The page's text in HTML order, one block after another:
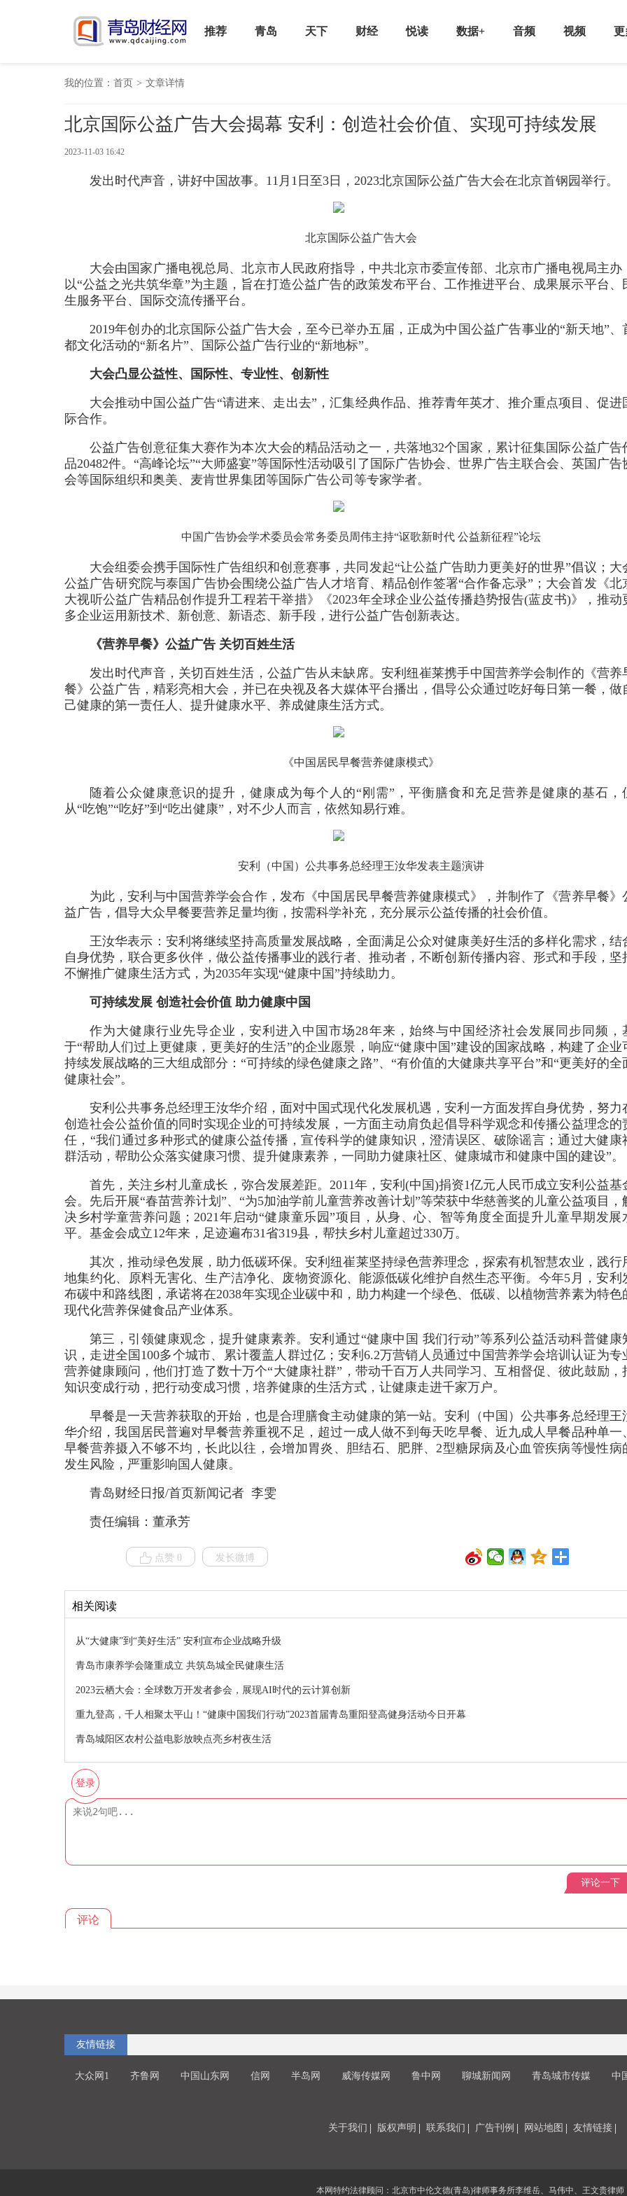
推荐 青岛 天下 财经 悦读 数据+ 音频 视频 更
我的位置： 首页 > 文章详情
北京国际公益广告大会揭幕 安利：创造社会价值、实现可持续发展
2023-11-03 16:42
发出时代声音，讲好中国故事。11月1日至3日，2023北京国际公益广告大会在北京首钢园举行。
北京国际公益广告大会
大会由国家广播电视总局、北京市人民政府指导，中共北京市委宣传部、北京市广播电视局主办
以“公益之光共筑华章”为主题，旨在打造公益广告的政策发布平台、工作推进平台、成果展示平台、
生服务平台、国际交流传播平台。
2019年创办的北京国际公益广告大会，至今已举办五届，正成为中国公益广告事业的“新天地”、
都文化活动的“新名片”、国际公益广告行业的“新地标”。
大会凸显公益性、国际性、专业性、创新性
大会推动中国公益广告“请进来、走出去”，汇集经典作品、推荐青年英才、推介重点项目、促进
际合作。
公益广告创意征集大赛作为本次大会的精品活动之一，共落地32个国家，累计征集国际公益广告
品20482件。“高峰论坛”“大师盛宴”等国际性活动吸引了国际广告协会、世界广告主联合会、英国广告
会等国际组织和奥美、麦肯世界集团等国际广告公司等专家学者。
中国广告协会学术委员会常务委员周伟主持“讴歌新时代 公益新征程”论坛
大会组委会携手国际性广告组织和创意赛事，共同发起“让公益广告助力更美好的世界”倡议；大
公益广告研究院与泰国广告协会围绕公益广告人才培育、精品创作签署“合作备忘录”；大会首发《北
大视听公益广告精品创作提升工程若干举措》《2023年全球企业公益传播趋势报告(蓝皮书)》，推动
多企业运用新技术、新创意、新语态、新手段，进行公益广告创新表达。
《营养早餐》公益广告 关切百姓生活
发出时代声音，关切百姓生活，公益广告从未缺席。安利纽崔莱携手中国营养学会制作的《营养
餐》公益广告，精彩亮相大会，并已在央视及各大媒体平台播出，倡导公众通过吃好每日第一餐，做
己健康的第一责任人、提升健康水平、养成健康生活方式。
《中国居民早餐营养健康模式》
随着公众健康意识的提升，健康成为每个人的“刚需”，平衡膳食和充足营养是健康的基石，
从“吃饱”“吃好”到“吃出健康”，对不少人而言，依然知易行难。
安利（中国）公共事务总经理王汝华发表主题演讲
为此，安利与中国营养学会合作，发布《中国居民早餐营养健康模式》，并制作了《营养早餐》
益广告，倡导大众早餐要营养足量均衡，按需科学补充，充分展示公益传播的社会价值。
王汝华表示：安利将继续坚持高质量发展战略，全面满足公众对健康美好生活的多样化需求，结
自身优势，联合更多伙伴，做公益传播事业的践行者、推动者，不断创新传播内容、形式和手段，坚
不懈推广健康生活方式，为2035年实现“健康中国”持续助力。
可持续发展 创造社会价值 助力健康中国
作为大健康行业先导企业，安利进入中国市场28年来，始终与中国经济社会发展同步同频，
于“帮助人们过上更健康，更美好的生活”的企业愿景，响应“健康中国”建设的国家战略，构建了企业
持续发展战略的三大组成部分：“可持续的绿色健康之路”、“有价值的大健康共享平台”和“更美好的全
健康社会”。
安利公共事务总经理王汝华介绍，面对中国式现代化发展机遇，安利一方面发挥自身优势，努力
创造社会公益价值的同时实现企业的可持续发展，一方面主动肩负起倡导科学观念和传播公益理念的
任，“我们通过多种形式的健康公益传播，宣传科学的健康知识，澄清误区、破除谣言；通过大健康
群活动，帮助公众落实健康习惯、提升健康素养，一同助力健康社区、健康城市和健康中国的建设”。
首先，关注乡村儿童成长，弥合发展差距。2011年，安利(中国)捐资1亿元人民币成立安利公益基
会。先后开展“春苗营养计划”、“为5加油学前儿童营养改善计划”等荣获中华慈善奖的儿童公益项目，
决乡村学童营养问题；2021年启动“健康童乐园”项目，从身、心、智等角度全面提升儿童早期发展
平。基金会成立12年来，足迹遍布31省319县，帮扶乡村儿童超过330万。
其次，推动绿色发展，助力低碳环保。安利纽崔莱坚持绿色营养理念，探索有机智慧农业，践行
地集约化、原料无害化、生产洁净化、废物资源化、能源低碳化维护自然生态平衡。今年5月，安利
布碳中和路线图，承诺将在2038年实现企业碳中和，助力构建一个绿色、低碳、以植物营养素为特色
现代化营养保健食品产业体系。
第三，引领健康观念，提升健康素养。安利通过“健康中国 我们行动”等系列公益活动科普健康
识，走进全国100多个城市、累计覆盖人群过亿；安利6.2万营销人员通过中国营养学会培训认证为专
营养健康顾问，他们打造了数十万个“大健康社群”，带动千百万人共同学习、互相督促、彼此鼓励，
知识变成行动，把行动变成习惯，培养健康的生活方式，让健康走进千家万户。
早餐是一天营养获取的开始，也是合理膳食主动健康的第一站。安利（中国）公共事务总经理王
华介绍，我国居民普遍对早餐营养重视不足，超过一成人做不到每天吃早餐、近九成人早餐品种单一、
早餐营养摄入不够不均，长此以往，会增加胃炎、胆结石、肥胖、2型糖尿病及心血管疾病等慢性病
发生风险，严重影响国人健康。
青岛财经日报/首页新闻记者 李雯
责任编辑：董承芳
点赞 0 发长微博
相关阅读
从“大健康”到“美好生活” 安利宣布企业战略升级
青岛市康养学会隆重成立 共筑岛城全民健康生活
2023云栖大会：全球数万开发者参会，展现AI时代的云计算创新
重九登高，千人相聚太平山！“健康中国我们行动”2023首届青岛重阳登高健身活动今日开幕
青岛城阳区农村公益电影放映点亮乡村夜生活
登录
评论一下
评论
友情链接
大众网1 齐鲁网 中国山东网 信网 半岛网 威海传媒网 鲁中网 聊城新闻网 青岛城市传媒 中
关于我们 版权声明 联系我们 广告刊例 网站地图 友情链接
本网特约法律顾问：北京市中伦文德(青岛)律师事务所李维岳、马伟中、王文贵律师